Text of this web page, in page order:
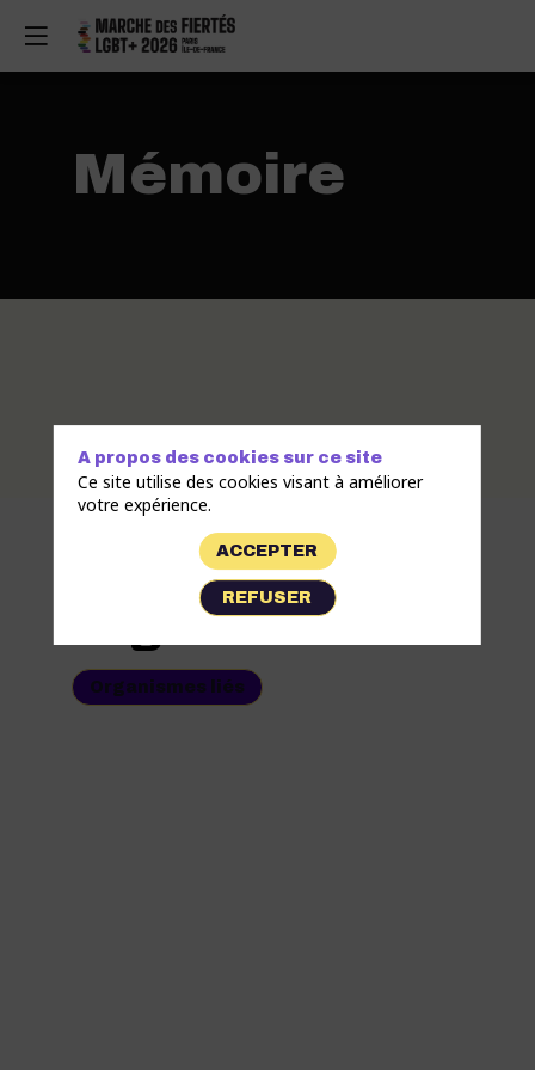
Mémoire
Organismes
Organismes liés
A propos des cookies sur ce site
Ce site utilise des cookies visant à améliorer
votre expérience.
ACCEPTER
REFUSER